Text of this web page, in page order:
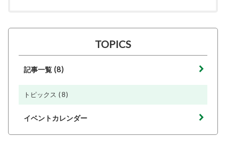
TOPICS
記事一覧 (8)
トピックス (8)
イベントカレンダー